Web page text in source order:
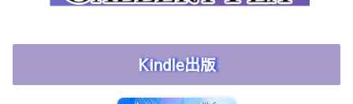
Kindle出版